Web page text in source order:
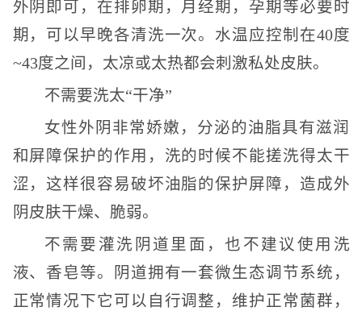
外阴即可，在排卵期，月经期，孕期等必要时
期，可以早晚各清洗一次。水温应控制在40度
~43度之间，太凉或太热都会刺激私处皮肤。
不需要洗太“干净”
女性外阴非常娇嫩，分泌的油脂具有滋润
和屏障保护的作用，洗的时候不能搓洗得太干
涩，这样很容易破坏油脂的保护屏障，造成外
阴皮肤干燥、脆弱。
不需要灌洗阴道里面，也不建议使用洗
液、香皂等。阴道拥有一套微生态调节系统，
正常情况下它可以自行调整，维护正常菌群，